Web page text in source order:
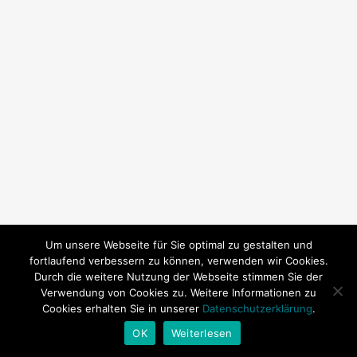
© 2026 SY Subeki. | Technische Betreuung:Andrea Baitz
Um unsere Webseite für Sie optimal zu gestalten und
fortlaufend verbessern zu können, verwenden wir Cookies.
Durch die weitere Nutzung der Webseite stimmen Sie der
Verwendung von Cookies zu. Weitere Informationen zu
Cookies erhalten Sie in unserer Datenschutzerklärung.
OK
Weiterlesen